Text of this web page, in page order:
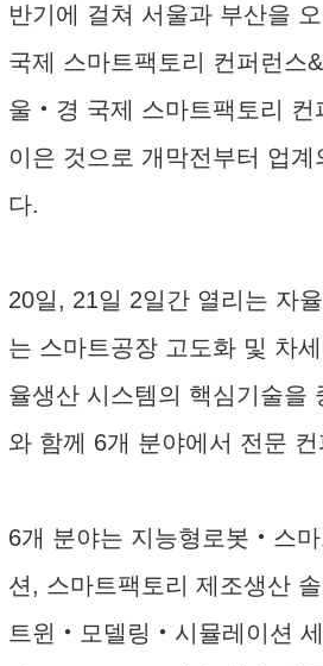
반기에 걸쳐 서울과 부산을
국제 스마트팩토리 컨퍼런스&
울‧경 국제 스마트팩토리 컨
이은 것으로 개막전부터 업계
다.
20일, 21일 2일간 열리는 자
는 스마트공장 고도화 및 차
율생산 시스템의 핵심기술을
와 함께 6개 분야에서 전문
6개 분야는 지능형로봇‧스마
션, 스마트팩토리 제조생산
트윈‧모델링‧시뮬레이션 세